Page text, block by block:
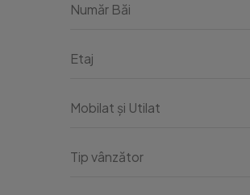
Număr Băi
Etaj
Mobilat și Utilat
Tip vânzător